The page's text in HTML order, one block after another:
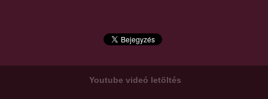
Youtube videó letöltés